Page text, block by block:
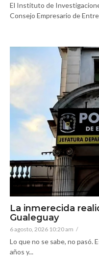
El Instituto de
Consejo Empresario de
La inmerecida
Gualeguay
6 agosto, 2026 10:20 am /
Lo que no se sabe, no pasó.
años y...